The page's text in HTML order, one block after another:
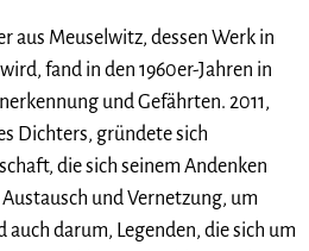
aus Meuselwitz, dessen Werk in
fand in den 1960er-Jahren in
und Gefährten. 2011,
Dichters, gründete sich
die sich seinem Andenken
und Vernetzung, um
darum, Legenden, die sich um